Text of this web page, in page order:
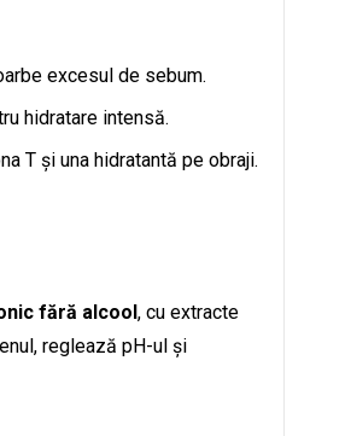
excesul de sebum.
hidratare intensă.
T și una hidratantă pe obraji.
fără alcool, cu extracte
reglează pH-ul și